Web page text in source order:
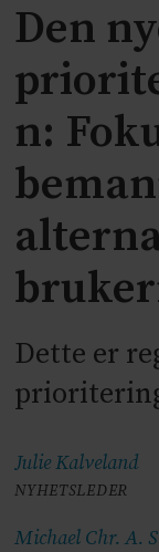
Den
n:
Dette er
JulieKalveland
NYHETSLEDER
Michael Chr. A.